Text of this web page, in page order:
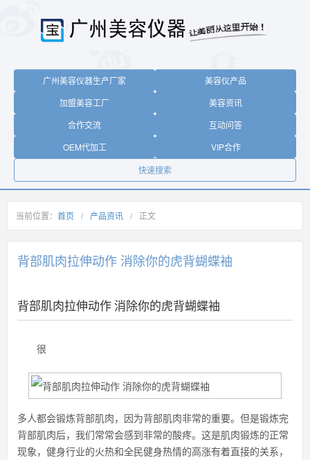
广州美容仪器生产厂家
美容仪产品
加盟美容工厂
美容资讯
合作交流
互动问答
OEM代加工
VIP合作
快速搜索
当前位置： 首页 / 产品资讯 / 正文
背部肌肉拉伸动作 消除你的虎背蝴蝶袖
背部肌肉拉伸动作 消除你的虎背蝴蝶袖
很
多人都会锻炼背部肌肉，因为背部肌肉非常的重要。但是锻炼完
背部肌肉后，我们常常会感到非常的酸疼。这是肌肉锻炼的正常
现象，健身行业的火热和全民健身热情的高涨有着直接的关系，